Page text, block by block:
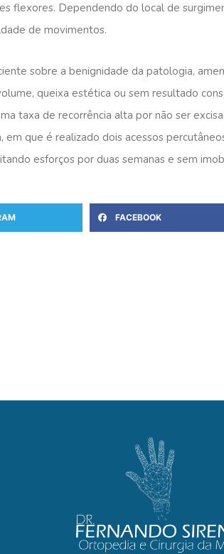
flexores. Dependendo do local de
de movimentos.
sobre a benignidade da patologia,
queixa estética ou sem resultado
taxa de recorrência alta por não ser
que é realizado dois acessos
esforços por duas semanas e sem
FACEBOOK